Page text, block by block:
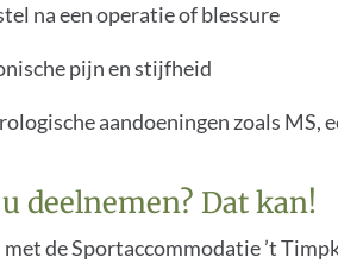
na een operatie of blessure
pijn en stijfheid
aandoeningen zoals MS,
deelnemen? Dat kan!
met de Sportaccommodatie ’t